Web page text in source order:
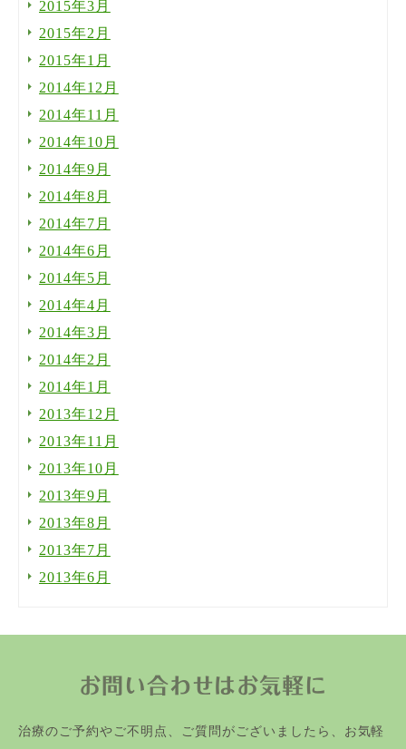
2015年3月
2015年2月
2015年1月
2014年12月
2014年11月
2014年10月
2014年9月
2014年8月
2014年7月
2014年6月
2014年5月
2014年4月
2014年3月
2014年2月
2014年1月
2013年12月
2013年11月
2013年10月
2013年9月
2013年8月
2013年7月
2013年6月
お問い合わせはお気軽に
治療のご予約やご不明点、ご質問がございましたら、お気軽